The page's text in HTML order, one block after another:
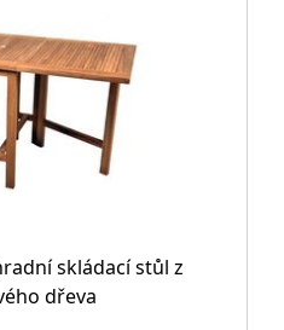
skládací stůl z
dřeva